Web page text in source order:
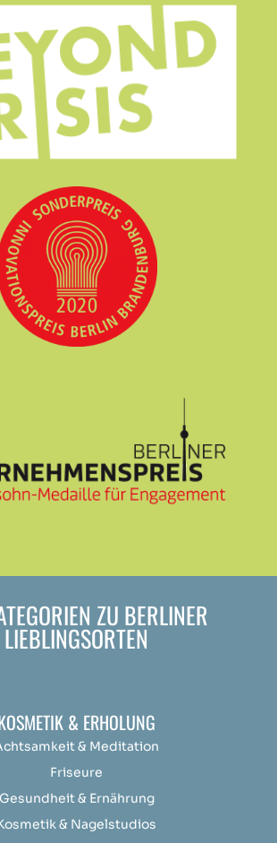
ZU BERLINER
LIEBLINGSORTEN
& ERHOLUNG
& Meditation
Friseure
Gesundheit & Ernährung
& Nagelstudios